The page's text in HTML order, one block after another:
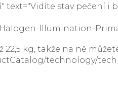
text="Vidíte stav pečení i
Illumination-
kg, takže na ně
technology/